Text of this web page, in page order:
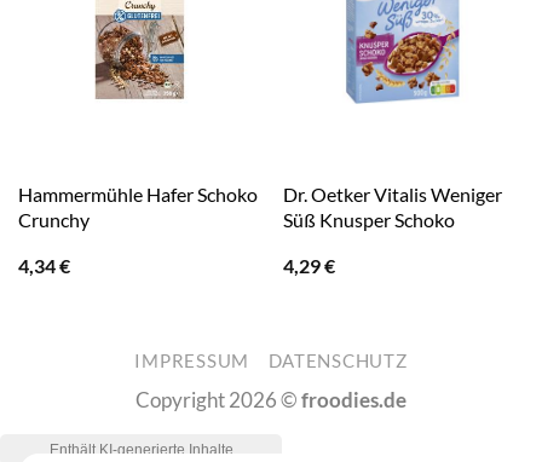
Hammermühle Hafer Schoko
Crunchy
4,34€
Dr. Oetker Vitalis Weniger
Süß Knusper Schoko
4,29€
IMPRESSUM DATENSCHUTZ
Copyright 2026 ©froodies.de